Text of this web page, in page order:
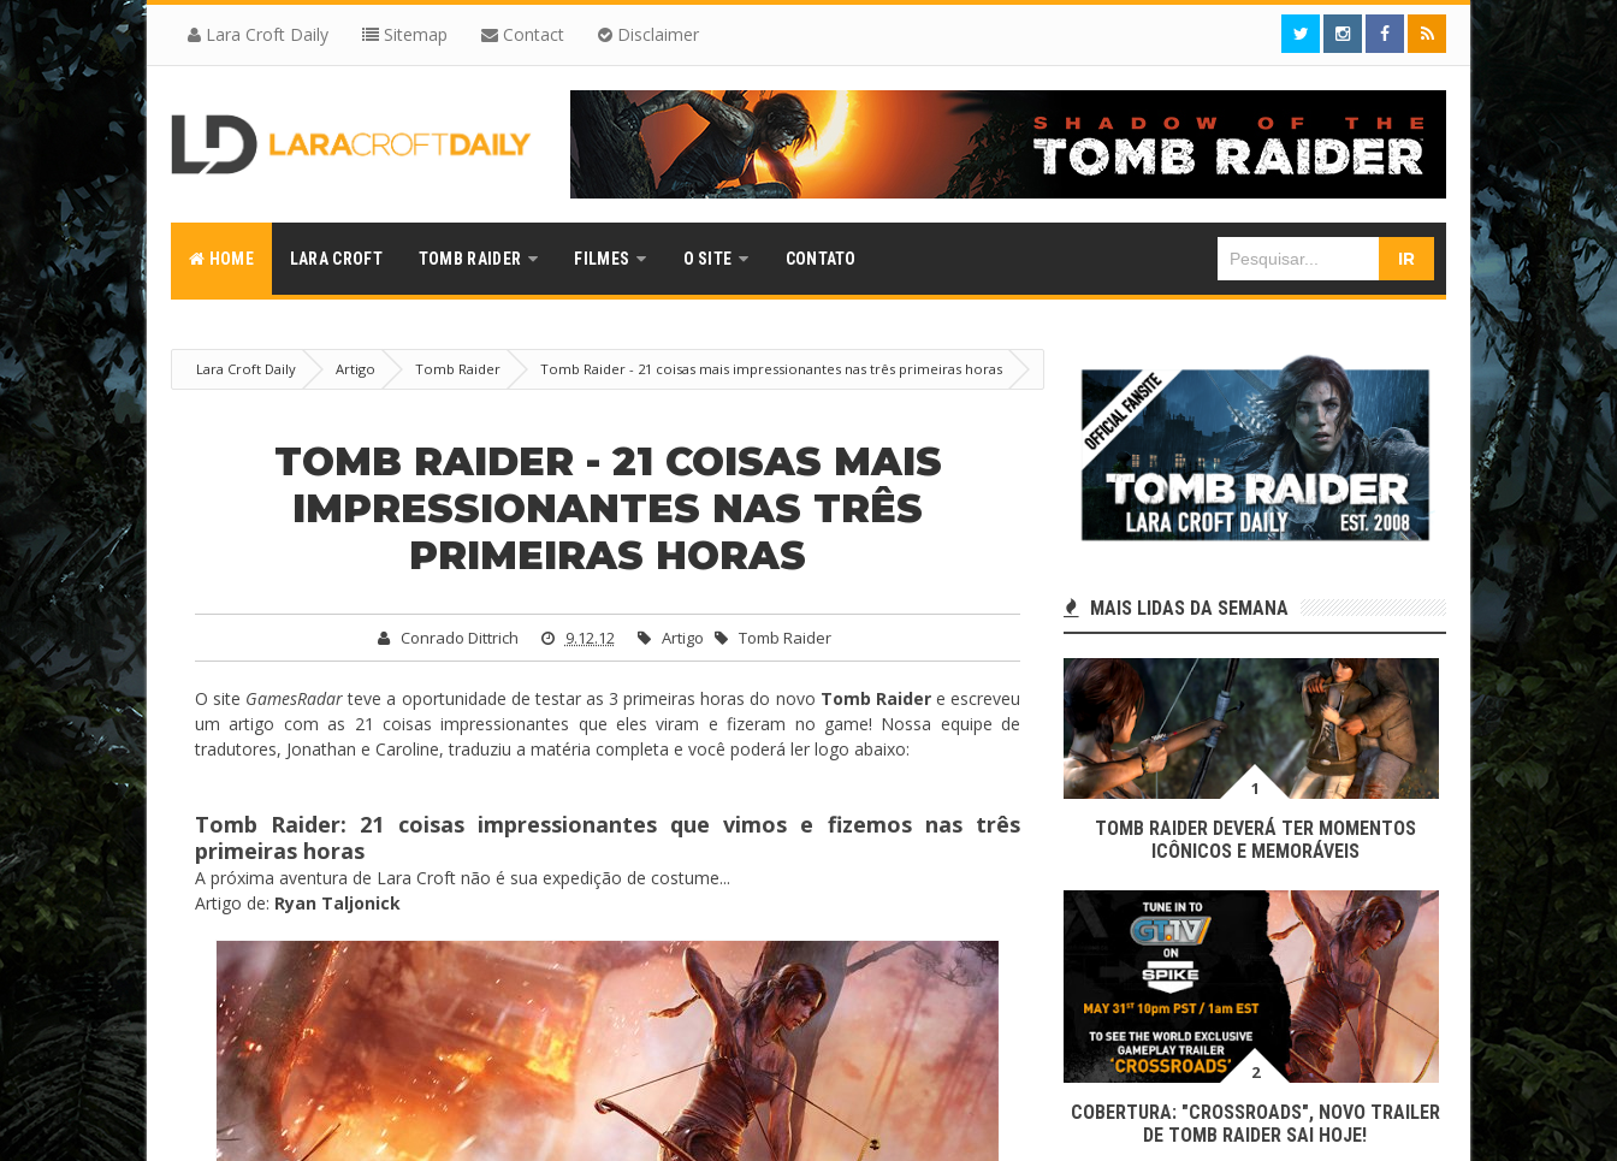
Lara Croft Daily Sitemap Contact Disclaimer
HOME LARA CROFT TOMB RAIDER FILMES O SITE CONTATO
Lara Croft Daily Artigo Tomb Raider Tomb Raider - 21 coisas mais impressionantes nas três primeiras horas
TOMB RAIDER - 21 COISAS MAIS
IMPRESSIONANTES NAS TRÊS
PRIMEIRAS HORAS
Conrado Dittrich 9.12.12 Artigo Tomb Raider
O site GamesRadarteve a oportunidade de testar as 3 primeiras horas do novo Tomb Raidere escreveu
um artigo com as 21 coisas impressionantes que eles viram e fizeram no game! Nossa equipe de
tradutores, Jonathan e Caroline, traduziu a matéria completa e você poderá ler logo abaixo:
Tomb Raider: 21 coisas impressionantes que vimos e fizemos nas três
primeiras horas
A próxima aventura de Lara Croft não é sua expedição de costume...
Artigo de: Ryan Taljonick
MAIS LIDAS DA SEMANA
TOMB RAIDER DEVERÁ TER MOMENTOS
ICÔNICOS E MEMORÁVEIS
COBERTURA: "CROSSROADS", NOVO TRAILER
DE TOMB RAIDER SAI HOJE!